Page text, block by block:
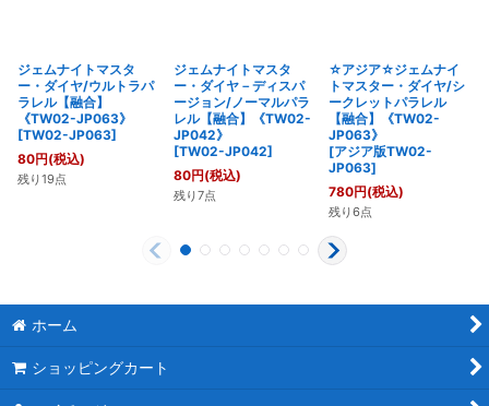
ジェムナイトマスタ
ー・ダイヤ/ウルトラパ
ラレル【融合】
《TW02-JP063》
[TW02-JP063]
80円(税込)
残り19点
ジェムナイトマスタ
ー・ダイヤ－ディスパ
ージョン/ノーマルパラ
レル【融合】《TW02-
JP042》
[TW02-JP042]
80円(税込)
残り7点
☆アジア☆ジェムナイ
トマスター・ダイヤ/シ
ークレットパラレル
【融合】《TW02-
JP063》
[アジア版TW02-
JP063]
780円(税込)
残り6点
ホーム
ショッピングカート